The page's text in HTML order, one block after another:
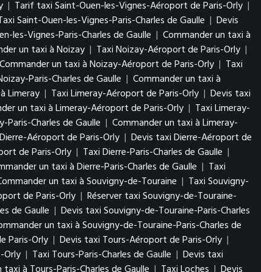
| Tarif taxi Saint-Ouen-les-Vignes-Aéroport de Paris-Orly |
Saint-Ouen-les-Vignes-Paris-Charles de Gaulle | Devis
les-Vignes-Paris-Charles de Gaulle | Commander un taxi à
un taxi à Noizay | Taxi Noizay-Aéroport de Paris-Orly |
Commander un taxi à Noizay-Aéroport de Paris-Orly | Taxi
Paris-Charles de Gaulle | Commander un taxi à
Limeray | Taxi Limeray-Aéroport de Paris-Orly | Devis taxi
un taxi à Limeray-Aéroport de Paris-Orly | Taxi Limeray-
Paris-Charles de Gaulle | Commander un taxi à Limeray-
Aéroport de Paris-Orly | Devis taxi Dierre-Aéroport de
de Paris-Orly | Taxi Dierre-Paris-Charles de Gaulle |
un taxi à Dierre-Paris-Charles de Gaulle | Taxi
un taxi à Souvigny-de-Touraine | Taxi Souvigny-
de Paris-Orly | Réserver taxi Souvigny-de-Touraine-
de Gaulle | Devis taxi Souvigny-de-Touraine-Paris-Charles
un taxi à Souvigny-de-Touraine-Paris-Charles de
Paris-Orly | Devis taxi Tours-Aéroport de Paris-Orly |
Orly | Taxi Tours-Paris-Charles de Gaulle | Devis taxi